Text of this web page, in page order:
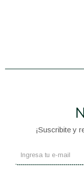
¡Suscribite y